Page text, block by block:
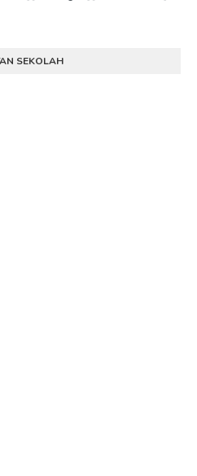
SEKOLAH